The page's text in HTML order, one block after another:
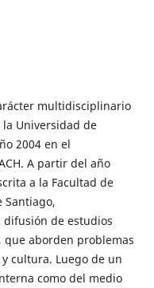
multidisciplinario
Universidad de
2004 en el
A partir del año
a la Facultad de
Santiago,
de estudios
que aborden problemas
cultura. Luego de un
como del medio